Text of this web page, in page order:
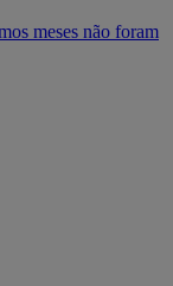
meses não foram